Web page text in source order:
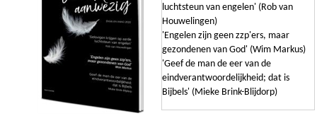
luchtsteun van engelen' (Rob van
Houwelingen)
'Engelen zijn geen zzp'ers, maar
gezondenen van God' (Wim Markus)
'Geef de man de eer van de
eindverantwoordelijkheid; dat is
Bijbels' (Mieke Brink-Blijdorp)